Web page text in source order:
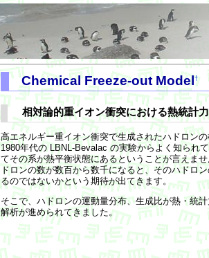
Chemical Freeze-out Model†
相対論的重イオン衝突における熱統計
高エネルギー重イオン衝突で生成されたハドロン
1980年代の LBNL-Bevalac の実験からよく知られ
てその系が熱平衡状態にあるということが言えま
ドロンの数が数百から数千になると、そのハドロ
るのではないかという期待が出てきます。
そこで、ハドロンの運動量分布、生成比が熱・統
解析が進められてきました。